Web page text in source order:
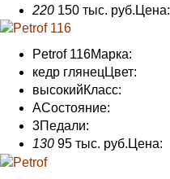
220 150 тыс. руб. Цена:
Petrof 116Марка:
кедр глянец Цвет:
высокийКласс:
AСостояние:
3Педали:
130 95 тыс. руб. Цена: